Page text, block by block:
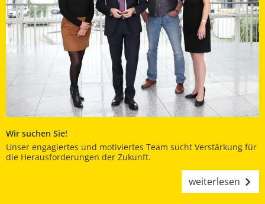
Wir suchen Sie!
Unser engagiertes und motiviertes Team sucht Verstärkung für
die Herausforderungen der Zukunft.
weiterlesen